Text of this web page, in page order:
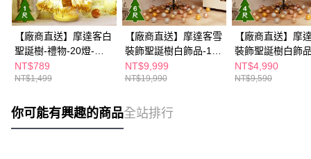
【廠商直送】摩達客白
聖誕樹-禮物-20燈-暖
白光-30cm
NT$789
NT$1,499
【廠商直送】摩達客雪
裝飾聖誕樹白飾品-100
燈-180cm
NT$9,999
NT$19,990
【廠商直送】摩
裝飾聖誕樹白飾
燈-120cm
NT$4,990
NT$9,590
你可能有興趣的商品全站排行